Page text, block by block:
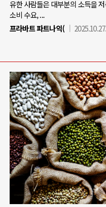
유한 사람들은 대부분의 소득을
소비 수요, ...
프라바트 파트나익(